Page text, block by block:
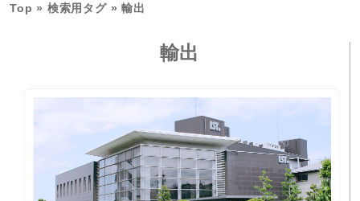
Top » 検索用タグ»輸出
輸出